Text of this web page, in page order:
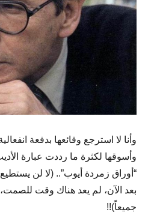
وأنا لا استرجع وقائعها بدفعة
وأسوقها لكثرة ما رددت عبارة
“أوراق زمردة أيوب”.. (لا لن
بعد الآن، لم يعد هناك وقت للصمت،
جميعاً)!!